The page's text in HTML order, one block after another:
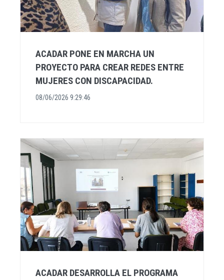
ACADAR PONE EN MARCHA UN
PROYECTO PARA CREAR REDES ENTRE
MUJERES CON DISCAPACIDAD.
08/06/2026 9:29:46
ACADAR DESARROLLA EL PROGRAMA